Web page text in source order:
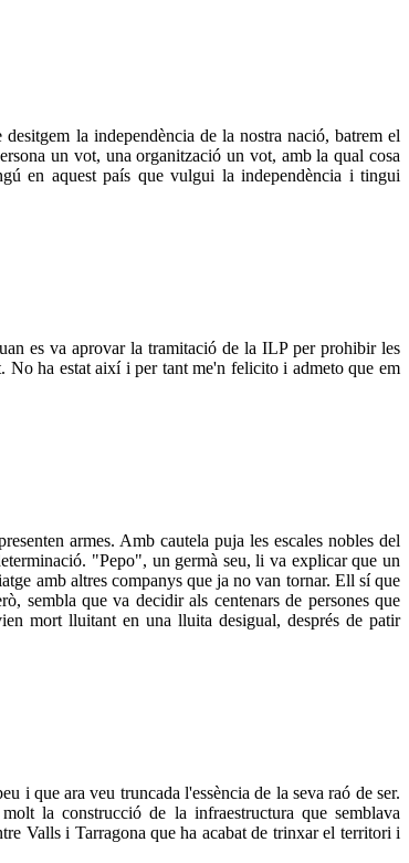
la independència de la nostra nació, batrem el
un vot, una organització un vot, amb la qual cosa
en aquest país que vulgui la independència i tingui
es va aprovar la tramitació de la ILP per prohibir les
No ha estat així i per tant me'n felicito i admeto que em
armes. Amb cautela puja les escales nobles del
"Pepo", un germà seu, li va explicar que un
amb altres companys que ja no van tornar. Ell sí que
sembla que va decidir als centenars de persones que
mort lluitant en una lluita desigual, després de patir
i que ara veu truncada l'essència de la seva raó de ser.
la construcció de la infraestructura que semblava
Valls i Tarragona que ha acabat de trinxar el territori i